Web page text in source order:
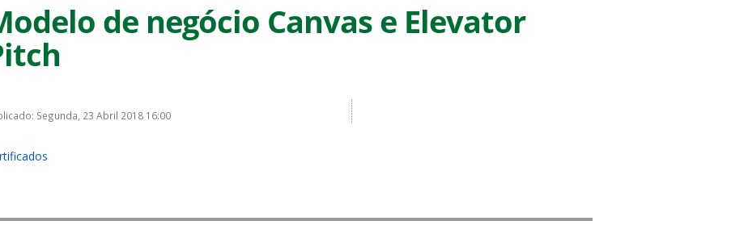
de negócio Canvas e Elevator
Segunda, 23 Abril 2018 16:00